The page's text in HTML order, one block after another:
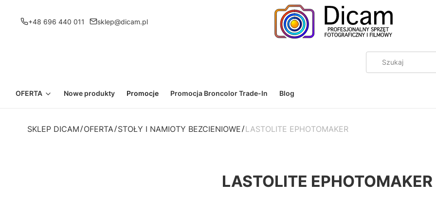
+48 696 440 011 sklep@dicam.pl
OFERTA Nowe produkty Promocje Promocja Broncolor Trade-In Blog
SKLEP DICAM OFERTA STOŁY I NAMIOTY BEZCIENIOWE LASTOLITE EPHOTOMAKER
LASTOLITE EPHOTOMAKER